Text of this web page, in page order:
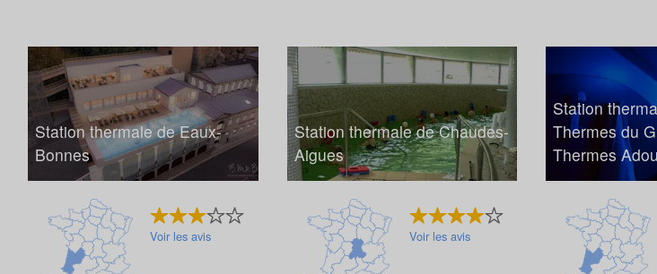
Station thermale de Eaux-
Bonnes
Voir les avis
Station thermale de Chaudes-
Aigues
Voir les avis
Station
Thermes du
Thermes